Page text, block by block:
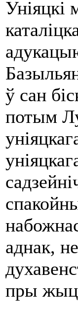
Уніяцкі
ў сан
потым
аднак,
пры